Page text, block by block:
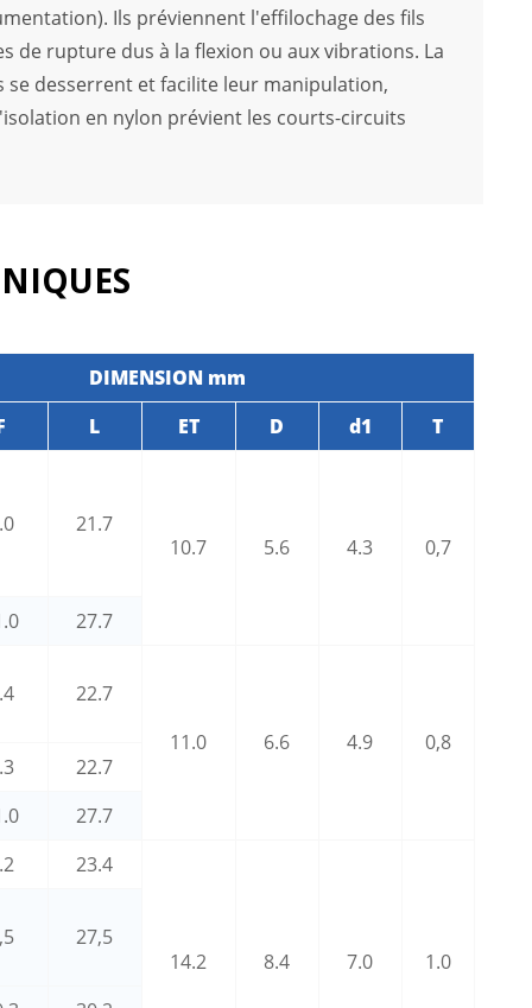
Ils préviennent l'effilochage des fils
rupture dus à la flexion ou aux vibrations. La
se desserrent et facilite leur manipulation,
en nylon prévient les courts-circuits
DIMENSION mm
L ET D d1
T
21.7
10.7
5.6 4.3 0,7
27.7
22.7
11.0
6.6 4.9 0,8
22.7
27.7
23.4
14.2 8.4 7.0 1.0
27,5